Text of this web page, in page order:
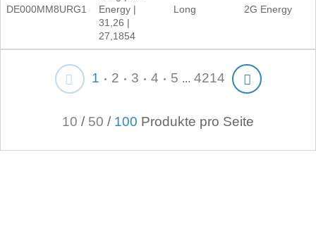
DE000MM8URG1
Energy |
31,26 |
27,1854
Long 2G Energy
1 2 3 4 5 ... 4214
10 / 50 / 100 Produkte pro Seite